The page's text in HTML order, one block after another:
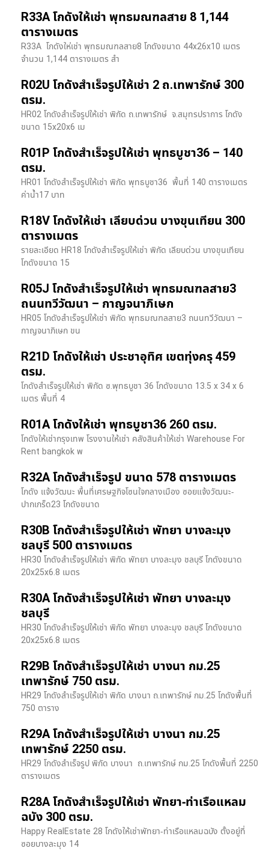
R33A โกดังให้เช่า พุทธมณฑลสาย 8 1,144
ตารางเมตร
R33A โกดังให่เช่า พุทธมณฑลสาย8 โกดังขนาด 44x26x10 เมตร
จำนวน 1,144 ตารางเมตร สำ
R02U โกดังสำเร็จรูปให้เช่า 2 ถ.เทพารักษ์ 300
ตรม.
HR02 โกดังสำเร็จรูปให้เช่า พิกัด ถ.เทพารักษ์ จ.สมุทรปราการ โกดัง
ขนาด 15x20x6 เม
R01P โกดังสำเร็จรูปให้เช่า พุทธบูชา36 – 140
ตรม.
HR01 โกดังสำเร็จรูปให้เช่า พิกัด พุทธบูชา36 พื้นที่ 140 ตารางเมตร
ค่าน้ำ17 บาท
R18V โกดังให้เช่า เลียบด่วน บางขุนเทียน 300
ตารางเมตร
รายละเอียด HR18 โกดังสำเร็จรูปให้เช่า พิกัด เลียบด่วน​ บางขุนเทียน​
โกดังขนาด 15
R05J โกดังสำเร็จรูปให้เช่า พุทธมณฑลสาย3
ถนนทวีวัฒนา – กาญจนาภิเษก
HR05 โกดังสำเร็จรูปให้เช่า พิกัด พุทธมณฑลสาย3 ถนนทวีวัฒนา –
กาญจนาภิเษก ขน
R21D โกดังให้เช่า ประชาอุทิศ เขตทุ่งครุ 459
ตรม.
โกดังสำเร็จรูปให้เช่า พิกัด ซ.พุทธบูชา 36 โกดังขนาด 13.5 x 34 x 6
เมตร พื้นที่ 4
R01A โกดังให้เช่า พุทธบูชา36 260 ตรม.
โกดังให้เช่ากรุงเทพ โรงงานให้เช่า คลังสินค้าให้เช่า Warehouse For
Rent bangkok พ
R32A โกดังสำเร็จรูป ขนาด 578 ตารางเมตร
โกดัง แจ้งวัฒนะ พื้นที่เศรษฐกิจโซนใจกลางเมือง ซอยแจ้งวัฒนะ-
ปากเกร็ด23 โกดังขนาด
R30B โกดังสำเร็จรูปให้เช่า พัทยา บางละมุง
ชลบุรี 500 ตารางเมตร
HR30 โกดังสำเร็จรูปให้เช่า พิกัด พัทยา บางละมุง ชลบุรี โกดังขนาด
20x25x6.8 เมตร
R30A โกดังสำเร็จรูปให้เช่า พัทยา บางละมุง
ชลบุรี
HR30 โกดังสำเร็จรูปให้เช่า พิกัด พัทยา บางละมุง ชลบุรี โกดังขนาด
20x25x6.8 เมตร
R29B โกดังสำเร็จรูปให้เช่า บางนา กม.25
เทพารักษ์ 750 ตรม.
HR29 โกดังสำเร็จรูปให้เช่า พิกัด บางนา​ ถ.เทพารักษ์ กม.25 โกดังพื้นที่
750 ตาราง
R29A โกดังสำเร็จรูปให้เช่า บางนา กม.25
เทพารักษ์ 2250 ตรม.
HR29 โกดังสำเร็จรูป พิกัด บางนา​ ถ.เทพารักษ์ กม.25 โกดังพื้นที่ 2250
ตารางเมตร
R28A โกดังสำเร็จรูปให้เช่า พัทยา-ท่าเรือแหลม
ฉบัง 300 ตรม.
Happy RealEstate 28 โกดังให้เช่าพัทยา-ท่าเรือแหลมฉบัง ตั้งอยู่ที่
ซอยบางละมุง 14